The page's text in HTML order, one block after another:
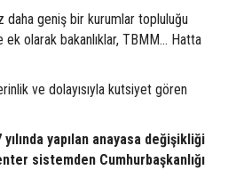
daha geniş bir kurumlar topluluğu
ek olarak bakanlıklar, TBMM… Hatta
ve dolayısıyla kutsiyet gören
yılında yapılan anayasa değişikliği
sistemden Cumhurbaşkanlığı